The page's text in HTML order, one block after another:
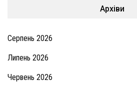
Архіви
Серпень 2026
Липень 2026
Червень 2026